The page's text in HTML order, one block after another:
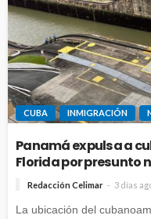
CUBA INMIGRACIÓN
Panamá expulsa a
Florida por presunto
Redacción Celimar 3 días
La ubicación del